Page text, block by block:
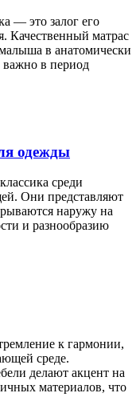
— это залог его
Качественный матрас
в анатомически
в период
одежды
среди
Они представляют
наружу на
и разнообразию
к гармонии,
среде.
делают акцент на
материалов, что